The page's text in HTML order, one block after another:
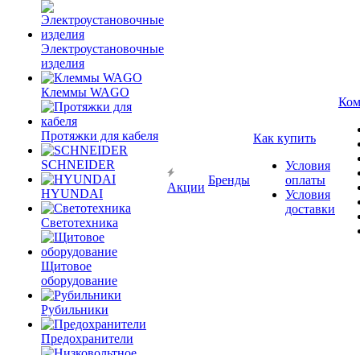
Электроустановочные
изделия
Клеммы WAGO
Протяжки для кабеля
SCHNEIDER
HYUNDAI
Светотехника
Щитовое
оборудование
Рубильники
Предохранители
Акции
Бренды
Как купить
Условия
оплаты
Условия
доставки